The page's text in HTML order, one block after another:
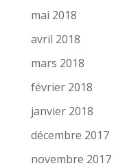
mai 2018
avril 2018
mars 2018
février 2018
janvier 2018
décembre 2017
novembre 2017